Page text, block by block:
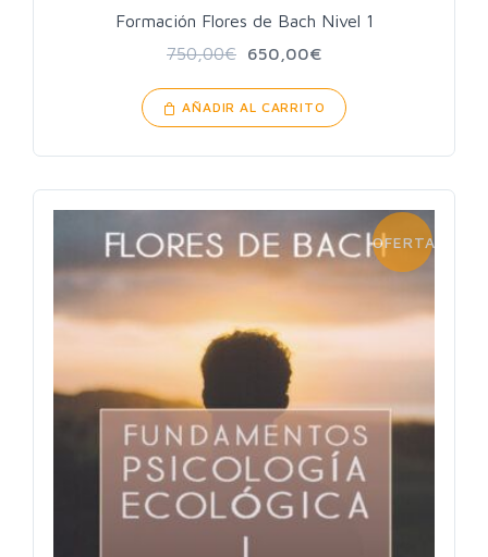
Formación Flores de Bach Nivel 1
750,00€ 650,00€
AÑADIR AL CARRITO
OFERTA!